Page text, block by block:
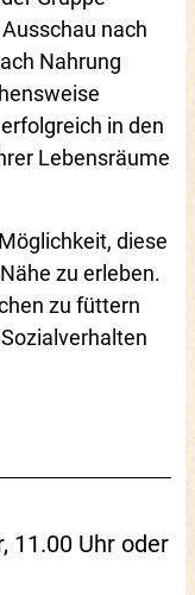
nach
Nahrung
in den
Lebensräume
diese
zu erleben.
zu füttern
11.00 Uhr oder